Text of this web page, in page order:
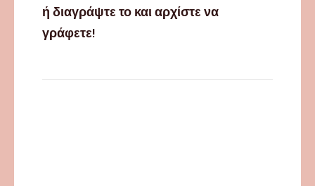
ή διαγράψτε το και αρχίστε να
γράφετε!